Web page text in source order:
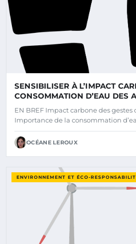
SENSIBILISER À L’IMPACT
CONSOMMATION D’EAU DES
OBJETS DU QUOTIDIEN
EN BREF Impact carbone des
Importance de la consommation
OCÉANE LEROUX
ENVIRONNEMENT ET ÉCO-